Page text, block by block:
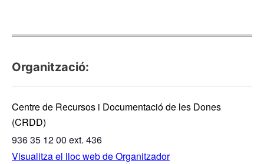
Organització:
Centre de Recursos i Documentació de les Dones
(CRDD)
936 35 12 00 ext. 436
Visualitza el lloc web de Organitzador